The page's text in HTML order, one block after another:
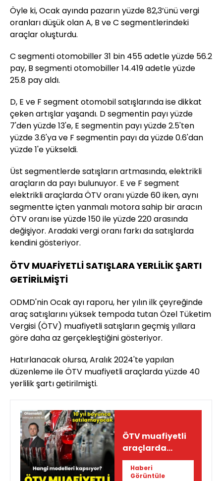
Öyle ki, Ocak ayında pazarın yüzde 82,3’ünü vergi
oranları düşük olan A, B ve C segmentlerindeki
araçlar oluşturdu.
C segmenti otomobiller 31 bin 455 adetle yüzde 56.2
pay, B segmenti otomobiller 14.419 adetle yüzde
25.8 pay aldı.
D, E ve F segment otomobil satışlarında ise dikkat
çeken artışlar yaşandı. D segmentin payı yüzde
7'den yüzde 13'e, E segmentin payı yüzde 2.5'ten
yüzde 3.6'ya ve F segmentin payı da yüzde 0.6'dan
yüzde 1'e yükseldi.
Üst segmentlerde satışların artmasında, elektrikli
araçların da payı bulunuyor. E ve F segment
elektrikli araçlarda ÖTV oranı yüzde 60 iken, aynı
segmentte içten yanmalı motora sahip bir aracın
ÖTV oranı ise yüzde 150 ile yüzde 220 arasında
değişiyor. Aradaki vergi oranı farkı da satışlarda
kendini gösteriyor.
ÖTV MUAFİYETLİ SATIŞLARA YERLİLİK ŞARTI
GETİRİLMİŞTİ
ODMD'nin Ocak ayı raporu, her yılın ilk çeyreğinde
araç satışlarını yüksek tempoda tutan Özel Tüketim
Vergisi (ÖTV) muafiyetli satışların geçmiş yıllara
göre daha az gerçekleştiğini gösteriyor.
Hatırlanacak olursa, Aralık 2024'te yapılan
düzenleme ile ÖTV muafiyetli araçlarda yüzde 40
yerlilik şartı getirilmişti.
ÖTV muafiyetli
araçlarda
yerlilik şartı
Haberi
Görüntüle